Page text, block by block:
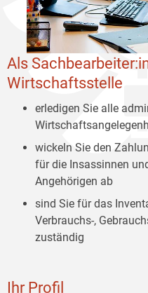
Als
Wirtschaftsstelle
erledigen Sie alle
wickeln Sie den
für die Insassinnen
Angehörigen ab
sind Sie für das
Verbrauchs-,
zuständig
Ihr Profil